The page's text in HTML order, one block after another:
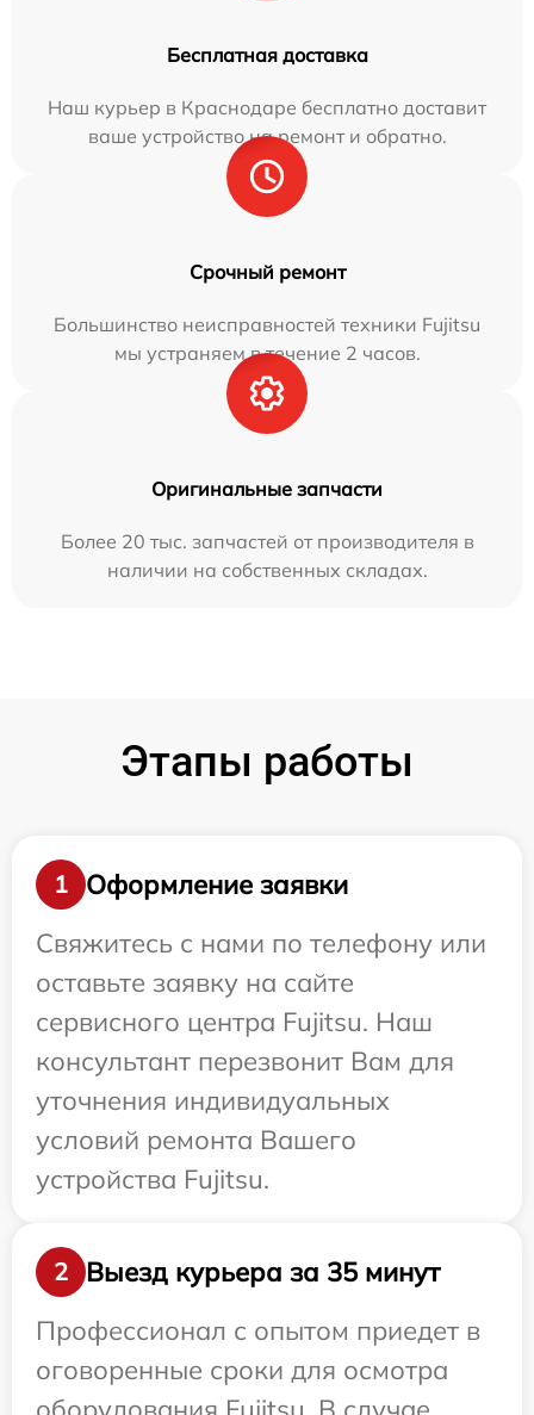
Бесплатная доставка
Наш курьер в Краснодаре бесплатно доставит
ваше устройство на ремонт и обратно.
Срочный ремонт
Большинство неисправностей техники Fujitsu
мы устраняем в течение 2 часов.
Оригинальные запчасти
Более 20 тыс. запчастей от производителя в
наличии на собственных складах.
Этапы работы
1
Оформление заявки
Свяжитесь с нами по телефону или
оставьте заявку на сайте
сервисного центра Fujitsu. Наш
консультант перезвонит Вам для
уточнения индивидуальных
условий ремонта Вашего
устройства Fujitsu.
2
Выезд курьера за 35 минут
Профессионал с опытом приедет в
оговоренные сроки для осмотра